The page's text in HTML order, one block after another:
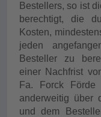
Bestellers, so ist
berechtigt, die
Kosten,
jeden
Besteller zu
einer Nachfrist
Fa. Forck
anderweitig über
und dem